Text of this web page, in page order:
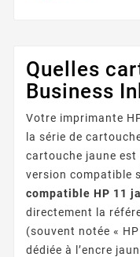
Quelles
Business
Votre imprimante
la série de
cartouche jaune est
version compatible
compatible HP 11
directement la
(souvent notée «
dédiée à l’encre